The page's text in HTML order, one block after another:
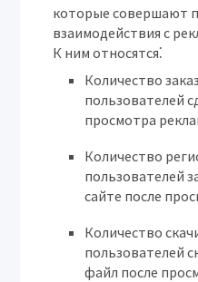
которые совершают
взаимодействия с
К ним относятся⁚
Количество
пользователей
просмотра
Количество
пользователей
сайте после
Количество
пользователей
файл после